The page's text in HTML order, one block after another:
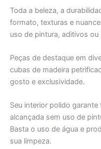
Toda a beleza, a
formato, texturas e
uso de pintura, aditivos
Peças de destaque em
cubas de madeira
gosto e exclusividade.
Seu interior polido
alcançada sem uso de
Basta o uso de água e
sua limpeza.